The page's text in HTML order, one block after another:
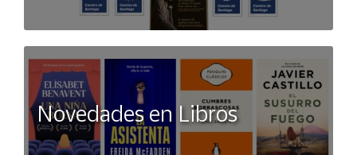
Novedades en Libros